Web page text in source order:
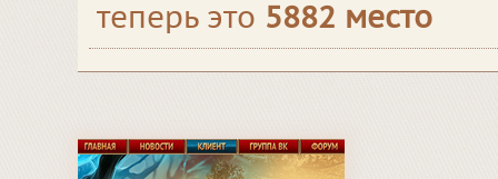
теперь это 5882 место